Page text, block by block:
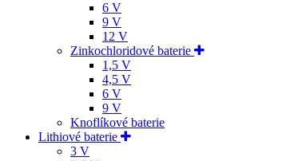
6 V
9 V
12 V
Zinkochloridové baterie
1,5 V
4,5 V
6 V
9 V
Knoflíkové baterie
Lithiové baterie
3 V